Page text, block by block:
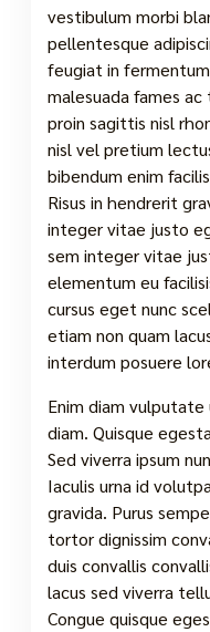
vestibulum morbi
pellentesque
feugiat in
malesuada fames
proin sagittis nisl
nisl vel pretium
bibendum enim
Risus in hendrerit
integer vitae justo
sem integer vitae
elementum eu
cursus eget nunc
etiam non quam
interdum posuere
Enim diam
diam. Quisque
Sed viverra ipsum
Iaculis urna id
gravida. Purus
tortor dignissim
duis convallis
lacus sed viverra
Congue quisque